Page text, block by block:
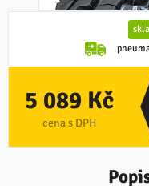
5 089 Kč
cena s DPH